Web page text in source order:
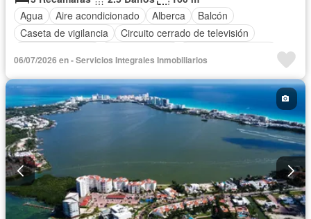
Agua
Aire acondicionado Alberca
Balcón
Caseta de vigilancia
Circuito cerrado de televisión
Electricidad
Elevador Estacionamiento
Internet
Jardín Recámara con closet
Seguridad
Terraza
Vista panorámica Wifi
Zonas verdes
Completamente amueblado
06/07/2026 en - Servicios Integrales Inmobiliarios